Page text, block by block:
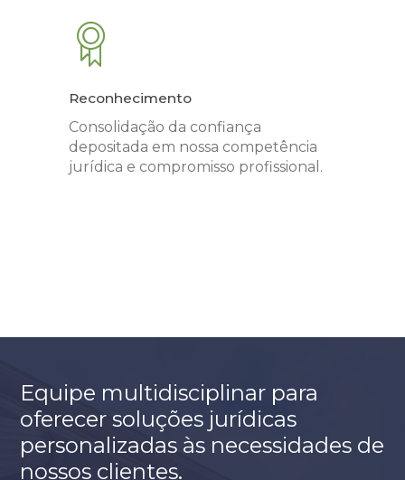
Reconhecimento
Consolidação da confiança
depositada em nossa competência
jurídica e compromisso profissional.
Equipe multidisciplinar para
oferecer soluções jurídicas
personalizadas às necessidades de
nossos clientes.